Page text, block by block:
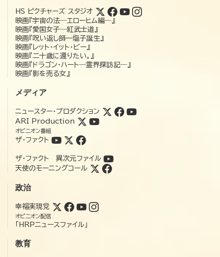
HS ピクチャーズ スタジオ
映画『宇宙の法―エローヒム編―』
映画『愛国女子―紅武士道』
映画『呪い返し師—塩子誕生』
映画『レット・イット・ビー』
映画『二十歳に還りたい。』
映画『ドラゴン・ハート―霊界探訪記―』
映画『影を売る女』
メディア
ニュースター・プロダクション
ARI Production
オピニオン番組
ザ・ファクト
ザ・ファクト 異次元ファイル
天使のモーニングコール
政治
幸福実現党
オピニオン配信
「HRPニュースファイル」
教育